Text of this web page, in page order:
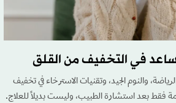
في التخفيف من القلق
والنوم الجيد، وتقنيات الاسترخاء في تخفيف
فقط بعد استشارة الطبيب، وليست بديلاً للعلاج.